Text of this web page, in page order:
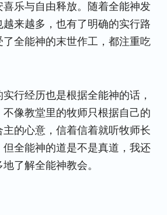
乐与自由释放。随着全能神发
来越多，也有了明确的实行路
全能神的末世作工，都注重吃
行经历也是根据全能神的话，
像教堂里的牧师只根据自己的
的心意，信着信着就听牧师长
全能神的道是不是真道，我还
了解全能神教会。